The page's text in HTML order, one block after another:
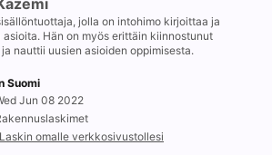
jolla on intohimo kirjoittaa ja
asioita. Hän on myös erittäin kiinnostunut
nauttii uusien asioiden oppimisesta.
Suomi
Jun 08 2022
omalle verkkosivustollesi